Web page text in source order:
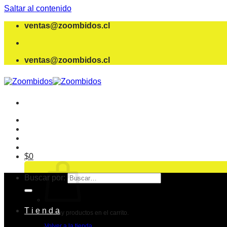
Saltar al contenido
ventas@zoombidos.cl
ventas@zoombidos.cl
$0
No hay productos en el carrito.
Buscar por:
T i e n d a